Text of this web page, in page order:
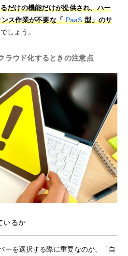
だけの機能だけが提供され、ハー
ス作業が不要な「PaaS型」のサ
しょう。
ラウド化するときの注意点
いるか
ーを選択する際に重要なのが、「自